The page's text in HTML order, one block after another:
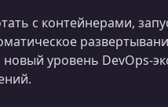
с контейнерами,
уровень